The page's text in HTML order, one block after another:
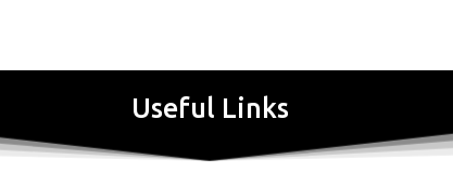
Useful Links